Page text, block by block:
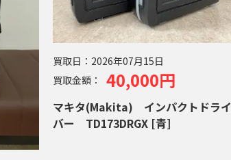
買取日： 2026年07月15日
買取金額：
40,000円
マキタ(Makita) インパクトドライ
バー TD173DRGX [青]